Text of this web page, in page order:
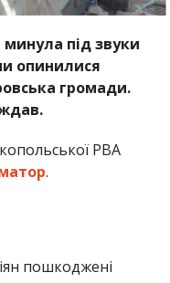
пошкоджені
служби, які